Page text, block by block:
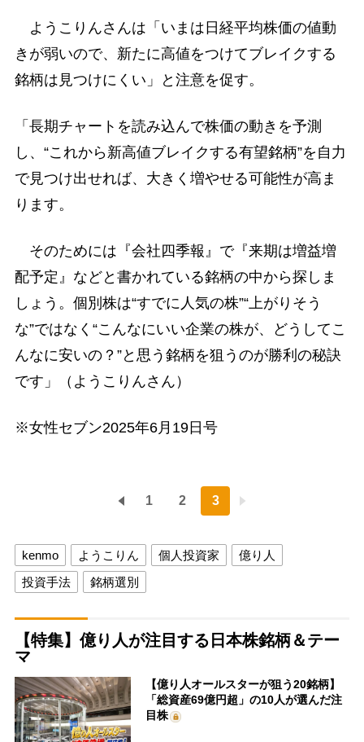
ようこりんさんは「いまは日経平均株価の値動
きが弱いので、新たに高値をつけてブレイクする
銘柄は見つけにくい」と注意を促す。
「長期チャートを読み込んで株価の動きを予測
し、“これから新高値ブレイクする有望銘柄”を自力
で見つけ出せれば、大きく増やせる可能性が高ま
ります。
そのためには『会社四季報』で『来期は増益増
配予定』などと書かれている銘柄の中から探しま
しょう。個別株は“すでに人気の株”“上がりそう
な”ではなく“こんなにいい企業の株が、どうしてこ
んなに安いの？”と思う銘柄を狙うのが勝利の秘訣
です」（ようこりんさん）
※女性セブン2025年6月19日号
1 2 3
kenmo ようこりん 個人投資家
億り人
投資手法
銘柄選別
【特集】億り人が注目する日本株銘柄＆テー
マ
【億り人オールスターが狙う20銘柄】
「総資産69億円超」の10人が選んだ注
目株